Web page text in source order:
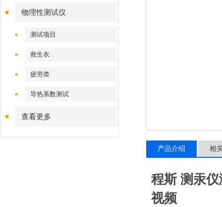
物理性测试仪
测试项目
救生衣
疲劳类
导热系数测试
查看更多
产品介绍 相
程斯 测汞
视频